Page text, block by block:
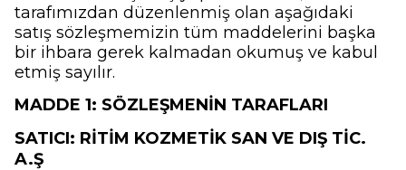
tarafımızdan düzenlenmiş olan aşağıdaki
satış sözleşmemizin tüm maddelerini başka
bir ihbara gerek kalmadan okumuş ve kabul
etmiş sayılır.
MADDE 1: SÖZLEŞMENİN TARAFLARI
SATICI: RİTİM KOZMETİK SAN VE DIŞ TİC.
A.Ş